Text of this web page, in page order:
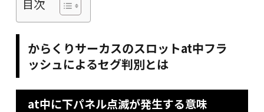
目次
からくりサーカスのスロットat中フラ
ッシュによるセグ判別とは
at中に下パネル点滅が発生する意味